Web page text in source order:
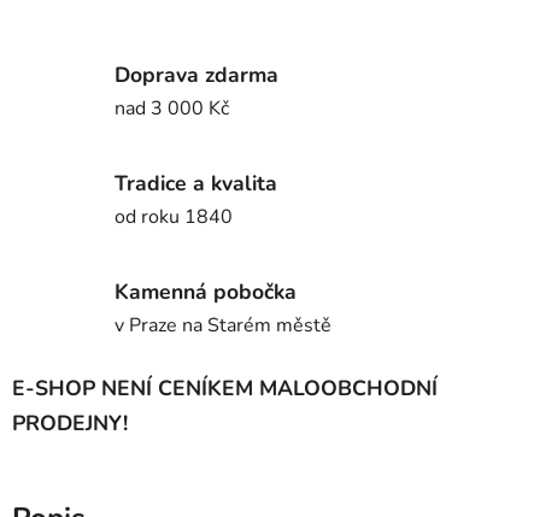
Doprava zdarma
nad 3 000 Kč
Tradice a kvalita
od roku 1840
Kamenná pobočka
v Praze na Starém městě
E-SHOP NENÍ CENÍKEM MALOOBCHODNÍ
PRODEJNY!